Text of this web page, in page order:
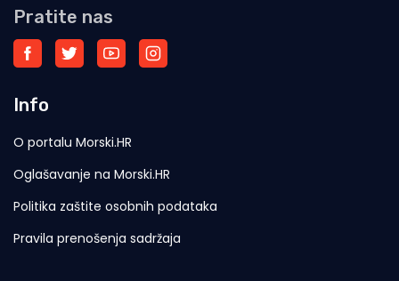
Pratite nas
Info
O portalu Morski.HR
Oglašavanje na Morski.HR
Politika zaštite osobnih podataka
Pravila prenošenja sadržaja